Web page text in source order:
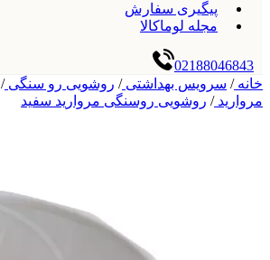
پیگیری سفارش
مجله لوماکالا
02188046843
خانه/ سرویس بهداشتی/ روشویی رو سنگی/
مروارید/ روشویی روسنگی مروارید سفید